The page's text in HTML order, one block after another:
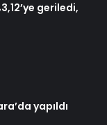
geriledi,
yapıldı